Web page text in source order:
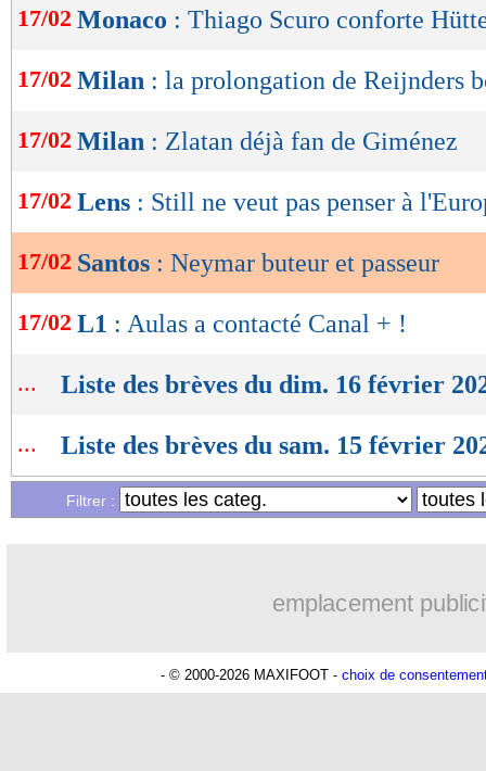
de
OK
17/02 Monaco : Thiago Scuro conforte
17/02 Milan : la prolongation de Reijnders
17/02 Milan : Zlatan déjà fan de Giménez
17/02 Lens : Still ne veut pas penser à
17/02 Santos : Neymar buteur et passeur
17/02 L1 : Aulas a contacté Canal + !
... Liste des brèves du dim. 16 février
... Liste des brèves du sam. 15 février
Filtrer :
emplacement
- © 2000-2026 MAXIFOOT - choix de